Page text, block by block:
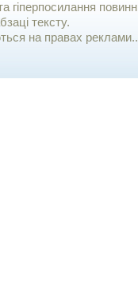
тексту.
на правах реклами..